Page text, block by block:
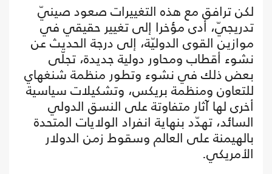
لكن ترافق مع هذه التغييرات صعود صينيّ
تدريجيّ، أدى مؤخرا إلى تغيير حقيقي في
موازين القوى الدوليّة، إلى درجة الحديث عن
نشوء أقطاب ومحاور دولية جديدة، تجلّى
بعض ذلك في نشوء وتطور منظمة شنغهاي
للتعاون ومنظمة بريكس، وتشكيلات سياسية
أخرى لها آثار متفاوتة على النسق الدولي
السائد، تهدّد بنهاية انفراد الولايات المتحدة
بالهيمنة على العالم وسقوط زمن الدولار
الأمريكي.